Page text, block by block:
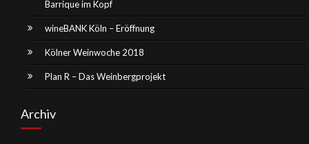
Barrique im Kopf
wineBANK Köln – Eröffnung
Kölner Weinwoche 2018
Plan R – Das Weinbergprojekt
Archiv